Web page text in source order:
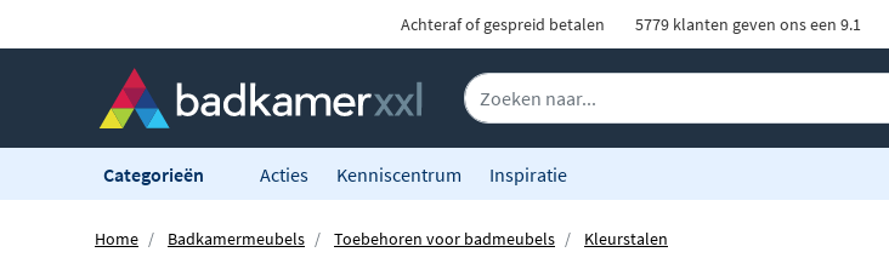
Achteraf of gespreid betalen 5779 klanten geven ons een 9.1
Categorieën Acties Kenniscentrum Inspiratie
Home Badkamermeubels Toebehoren voor badmeubels Kleurstalen